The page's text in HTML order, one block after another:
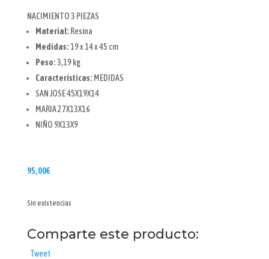
NACIMIENTO 3 PIEZAS
Material: Resina
Medidas:19 x 14 x 45 cm
Peso:3,19 kg
Características: MEDIDAS
SAN JOSE 45X19X14
MARIA 27X13X16
NIÑO 9X13X9
95,00€
Sin existencias
Comparte este producto:
Tweet